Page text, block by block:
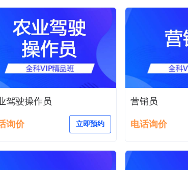
驾驶操作员
询价 立即预约
营销员
电话询价